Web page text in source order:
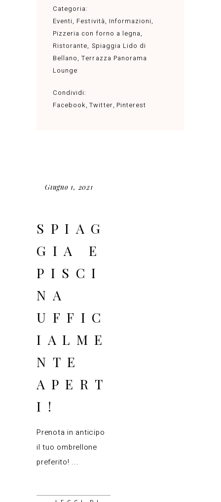
Categoria:
Eventi, Festività, Informazioni,
Pizzeria con forno a legna,
Ristorante, Spiaggia Lido di
Bellano,Terrazza Panorama
Lounge
Condividi:
Facebook Twitter Pinterest
Giugno 1, 2021
SPIAG
GIA E
PISCI
NA
UFFIC
IALME
NTE
APERT
I!
Prenota in anticipo
il tuo ombrellone
preferito!